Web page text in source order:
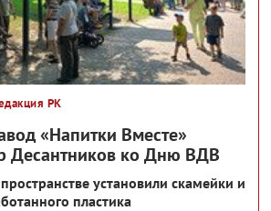
РК
«Напитки Вместе»
Десантников ко Дню ВДВ
установили скамейки и
пластика